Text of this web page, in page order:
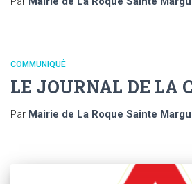
COMMUNIQUÉ
LE JOURNAL DE LA
Par Mairie de La Roque Sainte